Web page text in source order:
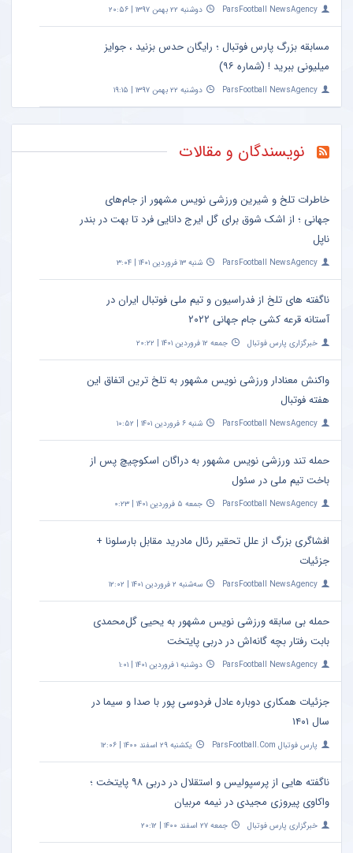
ParsFootball NewsAgency دوشنبه ۲۲ بهمن ۱۳۹۷ | ۲۰:۵۶
مسابقه بزرگ پارس فوتبال ؛ رایگان حدس بزنید ، جوایز
میلیونی ببرید ! (شماره ۹۶)
ParsFootball NewsAgency دوشنبه ۲۲ بهمن ۱۳۹۷ | ۱۹:۱۵
نویسندگان و مقالات
خاطرات تلخ و شیرین ورزشی نویس مشهور از جام‌های
جهانی ؛ از اشک شوق برای گل ایرج دانایی فرد تا بهت در بندر
ناپل
ParsFootball NewsAgency شنبه ۱۳ فروردین ۱۴۰۱ | ۳:۰۴
ناگفته های تلخ از فدراسیون و تیم ملی فوتبال ایران در
آستانه قرعه کشی جام جهانی ۲۰۲۲
خبرگزاری پارس فوتبال جمعه ۱۲ فروردین ۱۴۰۱ | ۲۰:۲۲
واکنش معنادار ورزشی نویس مشهور به تلخ ترین اتفاق این
هفته فوتبال
ParsFootball NewsAgency شنبه ۶ فروردین ۱۴۰۱ | ۱۰:۵۲
حمله تند ورزشی نویس مشهور به دراگان اسکوچیچ پس از
باخت تیم ملی در سئول
ParsFootball NewsAgency جمعه ۵ فروردین ۱۴۰۱ | ۰:۲۳
افشاگری بزرگ از علل تحقیر رئال مادرید مقابل بارسلونا +
جزئیات
ParsFootball NewsAgency سه‌شنبه ۲ فروردین ۱۴۰۱ | ۱۲:۰۲
حمله بی سابقه ورزشی نویس مشهور به یحیی گل‌محمدی
بابت رفتار بچه گانه‌اش در دربی پایتخت
ParsFootball NewsAgency دوشنبه ۱ فروردین ۱۴۰۱ | ۱:۰۱
جزئیات همکاری دوباره عادل فردوسی‌ پور با صدا و سیما در
سال ۱۴۰۱
پارس فوتبال ParsFootball.Com یکشنبه ۲۹ اسفند ۱۴۰۰ | ۱۲:۰۶
ناگفته هایی از پرسپولیس و استقلال در دربی ۹۸ پایتخت ؛
واکاوی پیروزی مجیدی در نیمه مربیان
خبرگزاری پارس فوتبال جمعه ۲۷ اسفند ۱۴۰۰ | ۲۰:۱۲